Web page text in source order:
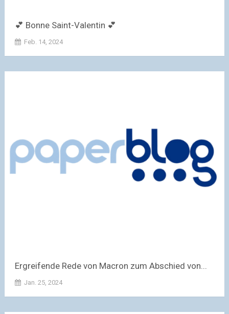
💕 Bonne Saint-Valentin 💕
Feb. 14, 2024
Ergreifende Rede von Macron zum Abschied von...
Jan. 25, 2024